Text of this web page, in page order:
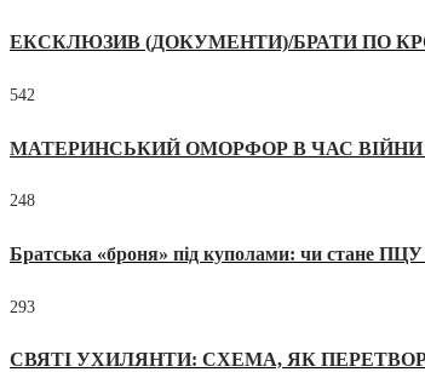
ЕКСКЛЮЗИВ (ДОКУМЕНТИ)/БРАТИ ПО
542
МАТЕРИНСЬКИЙ ОМОРФОР В ЧАС ВІЙНИ
248
Братська «броня» під куполами: чи стане ПЦУ
293
СВЯТІ УХИЛЯНТИ: СХЕМА, ЯК